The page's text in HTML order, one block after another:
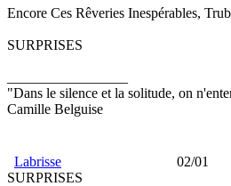
Encore Ces Rêveries Inespérables,
SURPRISES
"Dans le silence et la solitude, on
Camille Belguise
Labrisse 02/01
SURPRISES